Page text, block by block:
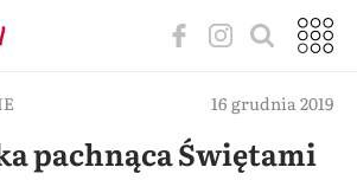
16 grudnia 2019
pachnąca Świętami